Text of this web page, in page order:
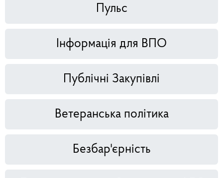
Пульс
Інформація для ВПО
Публічні Закупівлі
Ветеранська політика
Безбар'єрність